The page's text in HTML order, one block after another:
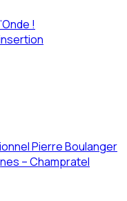
!
Pierre Boulanger
– Champratel